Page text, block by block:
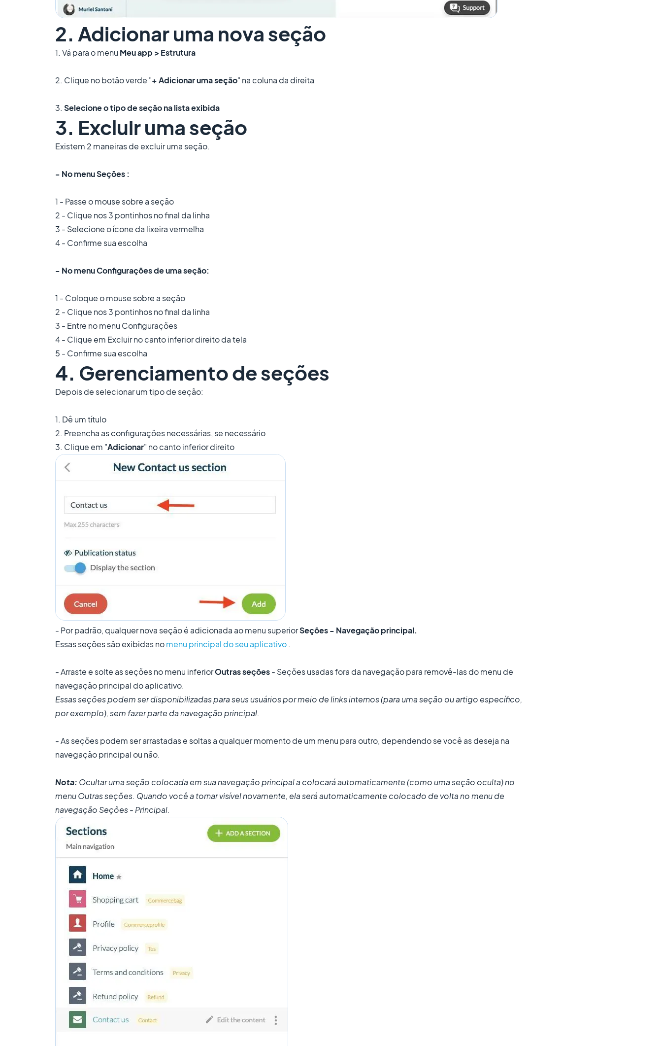
2. Adicionar uma nova seção
1. Vá para o menu Meu app > Estrutura
2. Clique no botão verde "+ Adicionar uma seção" na coluna da direita
3. Selecione o tipo de seção na lista exibida
3. Excluir uma seção
Existem 2 maneiras de excluir uma seção.
- No menu Seções :
1 - Passe o mouse sobre a seção
2 - Clique nos 3 pontinhos no final da linha
3 - Selecione o ícone da lixeira vermelha
4 - Confirme sua escolha
- No menu Configurações de uma seção:
1 - Coloque o mouse sobre a seção
2 - Clique nos 3 pontinhos no final da linha
3 - Entre no menu Configurações
4 - Clique em Excluir no canto inferior direito da tela
5 - Confirme sua escolha
4. Gerenciamento de seções
Depois de selecionar um tipo de seção:
1. Dê um título
2. Preencha as configurações necessárias, se necessário
3. Clique em "Adicionar" no canto inferior direito
- Por padrão, qualquer nova seção é adicionada ao menu superiorSeções - Navegação principal.
Essas seções são exibidas nomenu principal do seu aplicativo.
- Arraste e solte as seções no menu inferiorOutras seções- Seções usadas fora da navegação para removê-las do menu de
navegação principal do aplicativo.
Essas seções podem ser disponibilizadas para seus usuários por meio de links internos (para uma seção ou artigo específico,
por exemplo), sem fazer parte da navegação principal.
- As seções podem ser arrastadas e soltas a qualquer momento de um menu para outro, dependendo se você as deseja na
navegação principal ou não.
Nota: Ocultar uma seção colocada em sua navegação principal a colocará automaticamente (como uma seção oculta) no
menu Outras seções. Quando você a tornar visível novamente, ela será automaticamente colocado de volta no menu de
navegação Seções - Principal.